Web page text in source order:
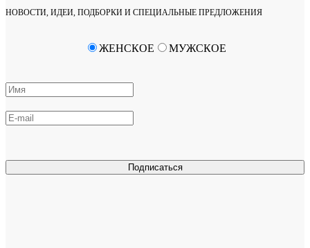
НОВОСТИ, ИДЕИ, ПОДБОРКИ И СПЕЦИАЛЬНЫЕ ПРЕДЛОЖЕНИЯ
Подписаться
ЖЕНСКОЕ МУЖСКОЕ